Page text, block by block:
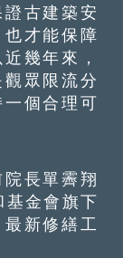
古建築安
才能保障
幾年來，
眾限流分
個合理可
長單霽翔
金會旗下
新修繕工